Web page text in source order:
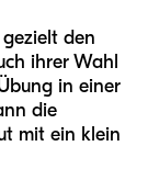
den
ihrer Wahl
in einer
die
mit ein klein